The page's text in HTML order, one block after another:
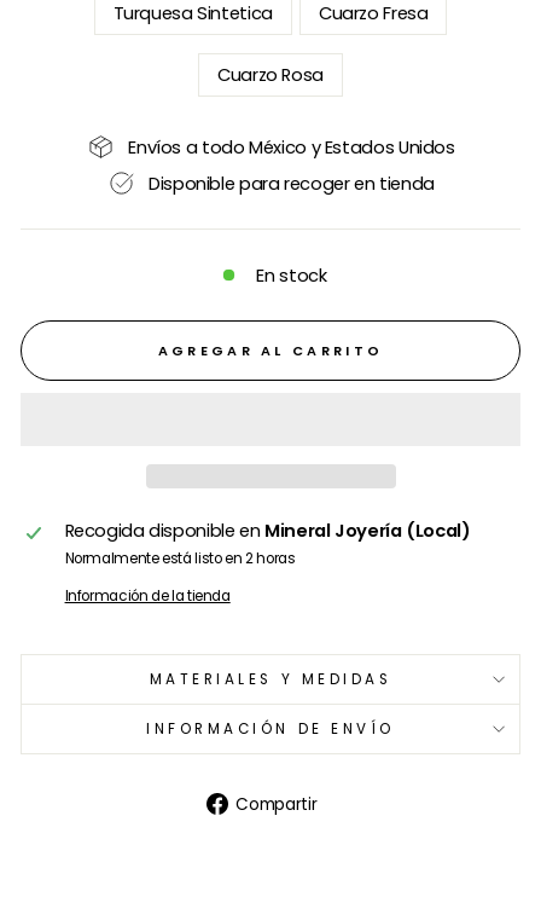
Turquesa Sintetica Cuarzo Fresa
Cuarzo Rosa
Envíos a todo México y Estados Unidos
Disponible para recoger en tienda
En stock
AGREGAR AL CARRITO
Recogida disponible en Mineral Joyería (Local)
Normalmente está listo en 2 horas
Información de la tienda
MATERIALES Y MEDIDAS
INFORMACIÓN DE ENVÍO
Compartir